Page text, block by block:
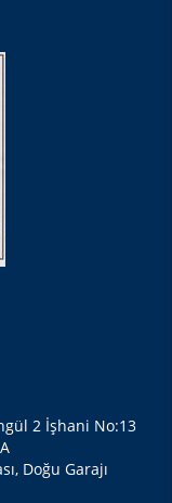
2 İşhani No:13
Doğu Garajı